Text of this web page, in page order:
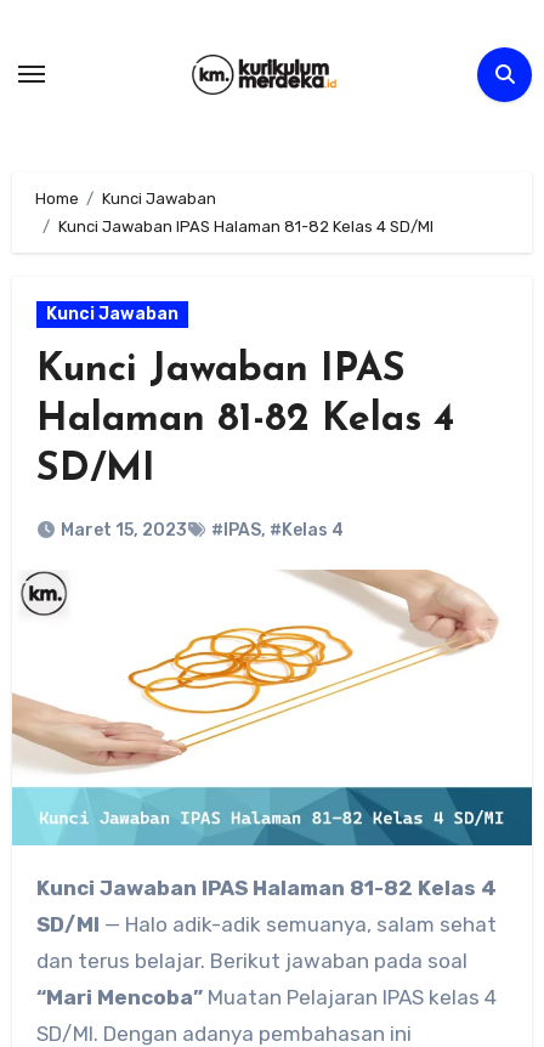
content
Home
Kunci Jawaban
Kunci Jawaban IPAS Halaman 81-82 Kelas 4 SD/MI
Kunci Jawaban
Kunci Jawaban IPAS
Halaman 81-82 Kelas 4
SD/MI
Maret 15, 2023 #IPAS, #Kelas 4
Kunci Jawaban IPAS Halaman 81-82 Kelas 4
SD/MI — Halo adik-adik semuanya, salam sehat
dan terus belajar. Berikut jawaban pada soal
“Mari Mencoba” Muatan Pelajaran IPAS kelas 4
SD/MI. Dengan adanya pembahasan ini